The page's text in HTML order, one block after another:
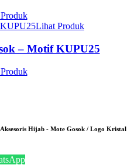
Lihat Produk
– Motif KUPU25
Hijab - Mote Gosok / Logo Kristal